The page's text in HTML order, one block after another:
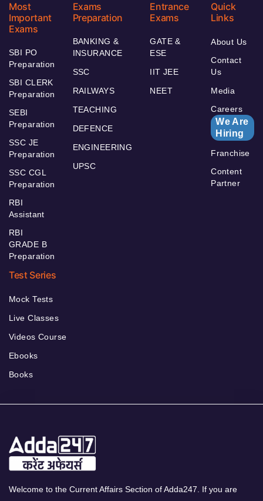
Most
Important
Exams
SBI PO
Preparation
SBI CLERK
Preparation
SEBI
Preparation
SSC JE
Preparation
SSC CGL
Preparation
RBI
Assistant
RBI
GRADE B
Preparation
Exams
Preparation
BANKING &
INSURANCE
SSC
RAILWAYS
TEACHING
DEFENCE
ENGINEERING
UPSC
Entrance
Exams
GATE &
ESE
IIT JEE
NEET
Quick
Links
About Us
Contact
Us
Media
Careers
We Are
Hiring
Franchise
Content
Partner
Test Series
Mock Tests
Live Classes
Videos Course
Ebooks
Books
Welcome to the Current Affairs Section of Adda247. If you are